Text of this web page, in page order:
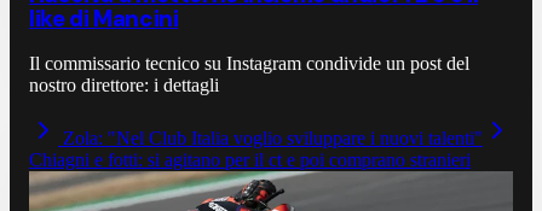
like di Mancini
Il commissario tecnico su Instagram condivide un post del
nostro direttore: i dettagli
Zola: "Nel Club Italia voglio sviluppare i nuovi talenti"
Chiagni e fotti: si agitano per il ct e poi comprano stranieri